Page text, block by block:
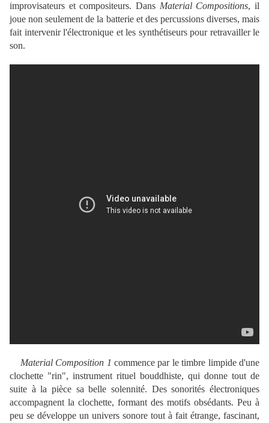
improvisateurs et compositeurs. Dans Material Compositions, il
joue non seulement de la batterie et des percussions diverses, mais
fait intervenir l'électronique et les synthétiseurs pour retravailler le
son.
Material Composition 1 commence par le timbre limpide d'une
clochette "rin", instrument rituel bouddhiste, qui donne tout de
suite à la pièce sa belle solennité. Des sonorités électroniques
accompagnent la clochette, formant des motifs obsédants. Peu à
peu se développe un univers sonore tout à fait étrange, fascinant,